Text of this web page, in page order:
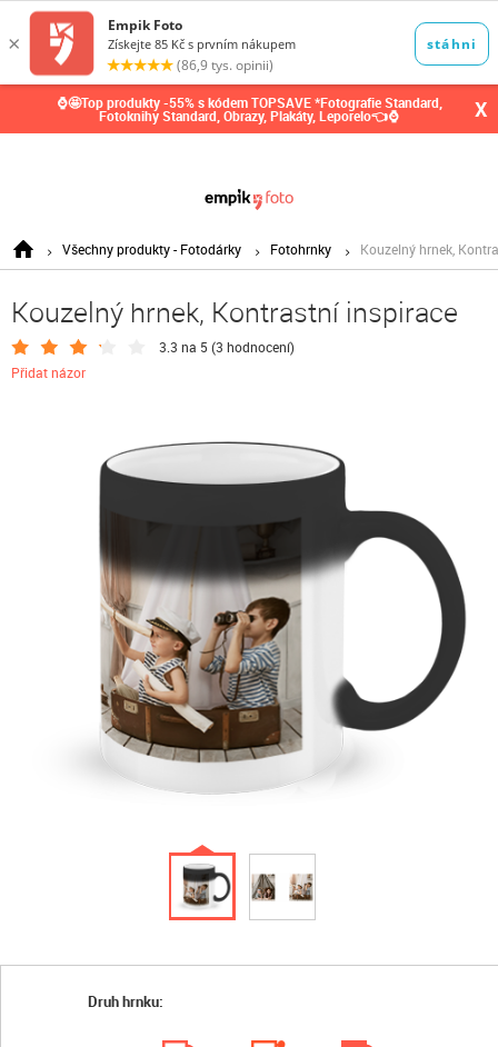
⌚🤩Top produkty -55% s kódem TOPSAVE *Fotografie Standard,
Fotoknihy Standard, Obrazy, Plakáty, Leporelo👈⌚ X
Všechny produkty - Fotodárky Fotohrnky Kouzelný hrnek,
Kouzelný hrnek, Kontrastní inspirace
3.3 na 5 (3 hodnocení)
Přidat názor
Druh hrnku: